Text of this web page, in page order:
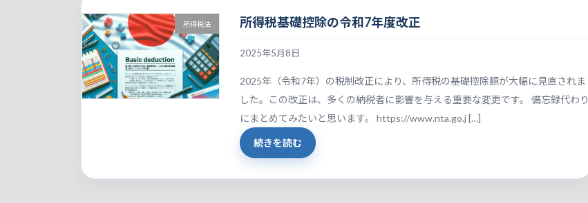
所得税法 所得税基礎控除の令和7年度改正
2025年5月8日
2025年（令和7年）の税制改正により、所得税の基礎控除額が大幅に見直されま
した。この改正は、多くの納税者に影響を与える重要な変更です。 備忘録代わり
にまとめてみたいと思います。 https://www.nta.go.j […]
続きを読む